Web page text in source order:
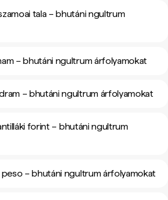
tala – bhutáni ngultrum
– bhutáni ngultrum árfolyamokat
– bhutáni ngultrum árfolyamokat
forint – bhutáni ngultrum
– bhutáni ngultrum árfolyamokat